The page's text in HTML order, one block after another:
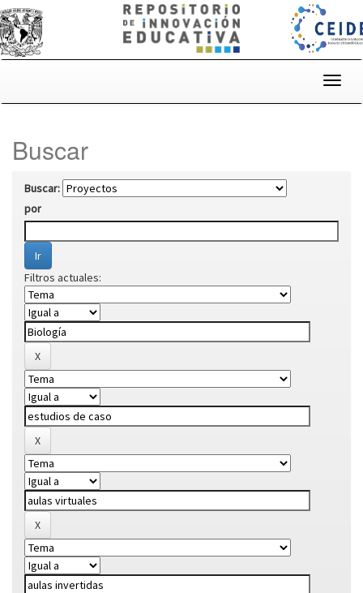
Buscar
Buscar:
por
Filtros actuales: